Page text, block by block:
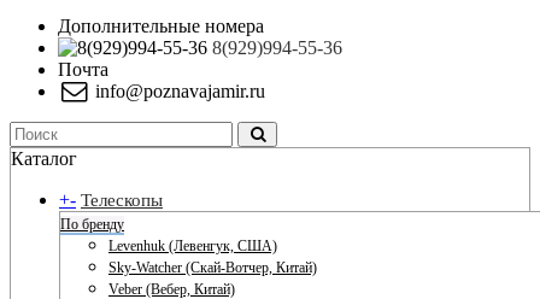
Дополнительные номера
8(929)994-55-36
Почта
info@poznavajamir.ru
Каталог
+- Телескопы
По бренду
Levenhuk (Левенгук, США)
Sky-Watcher (Скай-Вотчер, Китай)
Veber (Вебер, Китай)